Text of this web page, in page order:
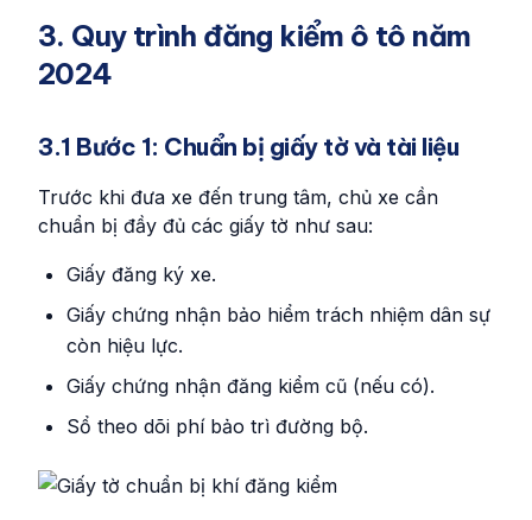
3. Quy trình đăng kiểm ô tô năm
2024
3.1 Bước 1: Chuẩn bị giấy tờ và tài liệu
Trước khi đưa xe đến trung tâm, chủ xe cần
chuẩn bị đầy đủ các giấy tờ như sau:
Giấy đăng ký xe.
Giấy chứng nhận bảo hiểm trách nhiệm dân sự
còn hiệu lực.
Giấy chứng nhận đăng kiểm cũ (nếu có).
Sổ theo dõi phí bảo trì đường bộ.